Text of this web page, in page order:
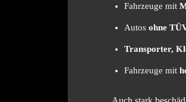
Fahrzeuge mit
Autos ohne
Transporter,
Fahrzeuge mit